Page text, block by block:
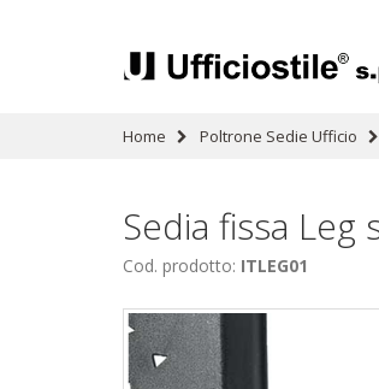
Home Poltrone Sedie Ufficio
Sedia fissa
Cod. prodotto: ITLEG01